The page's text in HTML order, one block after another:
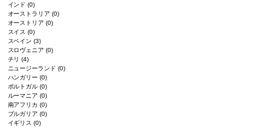
インド(0)
オーストラリア(0)
オーストリア(0)
スイス(0)
スペイン(3)
スロヴェニア(0)
チリ(4)
ニュージーランド(0)
ハンガリー(0)
ポルトガル(0)
ルーマニア(0)
南アフリカ(0)
ブルガリア(0)
イギリス(0)